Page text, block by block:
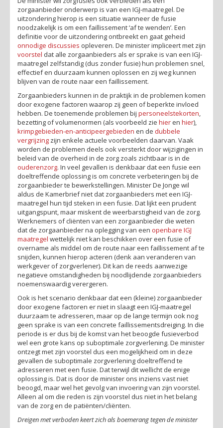
zorgaanbieder onderwerp is van een IGJ-maatregel. De
uitzondering hierop is een situatie wanneer de fusie
noodzakelijk is om een faillissement ‘af te wenden’. Een
definitie voor de uitzondering ontbreekt en gaat geheid
onnodige discussies opleveren. De minister impliceert met zijn
voorstel dat alle zorgaanbieders als er sprake is van een IGJ-
maatregel zelfstandig (dus zonder fusie) hun problemen snel,
effectief en duurzaam kunnen oplossen en zij weg kunnen
blijven van de route naar een faillissement.
Zorgaanbieders kunnen in de praktijk in de problemen komen
door exogene factoren waarop zij geen of beperkte invloed
hebben. De toenemende problemen bij personeelstekorten
bezetting of volumenormen (als voorbeeld zie hieren hier),
krimpgebieden-en-anticipeergebieden en de dubbele
vergrijzing zijn enkele actuele voorbeelden daarvan. Vaak
worden de problemen deels ook versterkt door wijzigingen in
beleid van de overheid in de zorg zoals zichtbaar is in de
ouderenzorg. In veel gevallen is denkbaar dat een fusie een
doeltreffende oplossing is om concrete verbeteringen bij de
zorgaanbieder te bewerkstellingen. Minister De Jonge wil
aldus de Kamerbrief niet dat zorgaanbieders met een IGJ-
maatregel hun tijd steken in een fusie. Dat lijkt een prudent
uitgangspunt, maar miskent de weerbarstigheid van de zorg.
Werknemers of cliënten van een zorgaanbieder die weten
dat de zorgaanbieder na oplegging van een openbare IGJ
maatregel wettelijk niet kan beschikken over een fusie of
overname als middel om de route naar een faillissement af te
snijden, kunnen hierop acteren (denk aan veranderen van
werkgever of zorgverlener). Dit kan de reeds aanwezige
negatieve omstandigheden bij noodlijdende zorgaanbieders
noemenswaardig verergeren.
Ook is het scenario denkbaar dat een (kleine) zorgaanbieder
door exogene factoren er niet in slaagt een IGJ-maatregel
duurzaam te adresseren, maar op de lange termijn ook nog
geen sprake is van een concrete faillissementsdreiging. In die
periode is er dus bij de komst van het beoogde fusieverbod
wel een grote kans op suboptimale zorgverlening. De minister
ontzegt met zijn voorstel dus een mogelijkheid om in deze
gevallen de suboptimale zorgverlening doeltreffend te
adresseren met een fusie. Dat terwijl dit wellicht de enige
oplossing is. Dat is door de minister ons inziens vast niet
beoogd, maar wel het gevolg van invoering van zijn voorstel.
Alleen al om die reden is zijn voorstel dus niet in het belang
van de zorg en de patiënten/cliënten.
Dreigen met verboden keert zich als boemerang tegen de minister